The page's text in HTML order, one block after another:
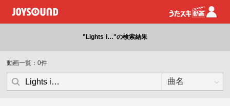
"Lights i…"の検索結果
動画一覧：0件